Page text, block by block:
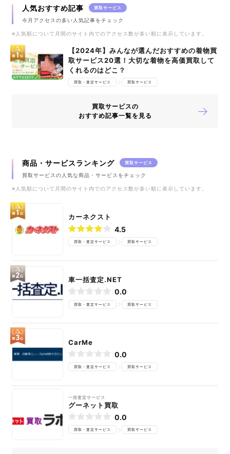
人気おすすめ記事 買取サービス
今月アクセスの多い人気記事をチェック
※人気順について月間のサイト内でのアクセス数が多い順に表示しています。
【2024年】みんなが選んだおすすめの着物買
取サービス20選！大切な着物を高価買取して
くれるのはどこ？
買取・査定サービス 買取サービス
買取サービスの
おすすめ記事一覧を見る
商品・サービスランキング 買取サービス
買取サービスの人気な商品・サービスをチェック
※人気順について月間のサイト内でのアクセス数が多い順に表示しています。
カーネクスト
4.5
買取・査定サービス 買取サービス
車一括査定.NET
0.0
買取・査定サービス 買取サービス
CarMe
0.0
買取・査定サービス 買取サービス
一括査定サービス
グーネット買取
0.0
買取・査定サービス 買取サービス